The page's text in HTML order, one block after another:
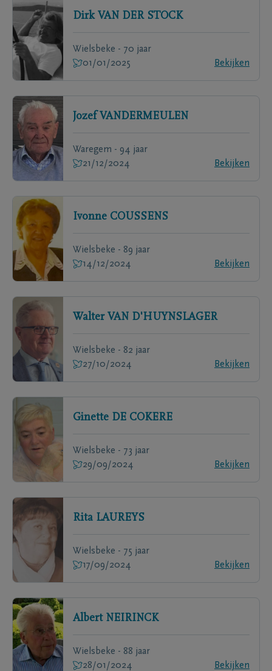
Dirk VAN DER STOCK
Wielsbeke - 70 jaar
01/01/2025
Bekijken
Jozef VANDERMEULEN
Waregem - 94 jaar
21/12/2024
Bekijken
Ivonne COUSSENS
Wielsbeke - 89 jaar
14/12/2024
Bekijken
Walter VAN D'HUYNSLAGER
Wielsbeke - 82 jaar
27/10/2024
Bekijken
Ginette DE COKERE
Wielsbeke - 73 jaar
29/09/2024
Bekijken
Rita LAUREYS
Wielsbeke - 75 jaar
17/09/2024
Bekijken
Albert NEIRINCK
Wielsbeke - 88 jaar
28/01/2024
Bekijken